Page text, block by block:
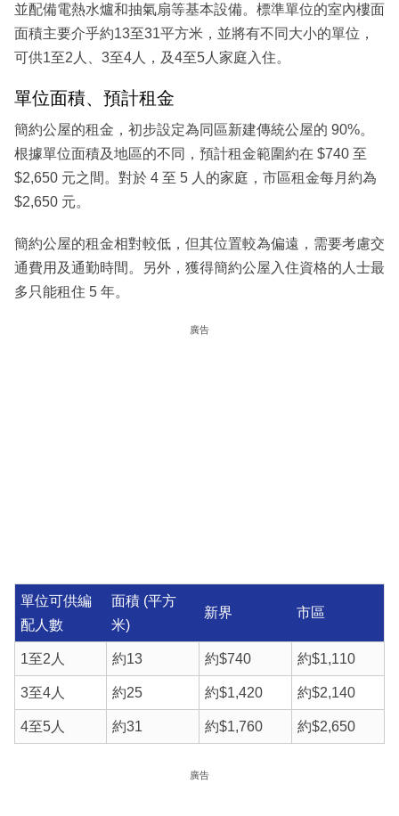
並配備電熱水爐和抽氣扇等基本設備。標準單位的室內樓面
面積主要介乎約13至31平方米，並將有不同大小的單位，
可供1至2人、3至4人，及4至5人家庭入住。
單位面積、預計租金
簡約公屋的租金，初步設定為同區新建傳統公屋的 90%。
根據單位面積及地區的不同，預計租金範圍約在 $740 至
$2,650 元之間。對於 4 至 5 人的家庭，市區租金每月約為
$2,650 元。
簡約公屋的租金相對較低，但其位置較為偏遠，需要考慮交
通費用及通勤時間。另外，獲得簡約公屋入住資格的人士最
多只能租住 5 年。
廣告
單位可供編
配人數
面積 (平方
米)
新界 市區
1至2人 約13 約$740 約$1,110
3至4人 約25 約$1,420 約$2,140
4至5人 約31 約$1,760 約$2,650
廣告